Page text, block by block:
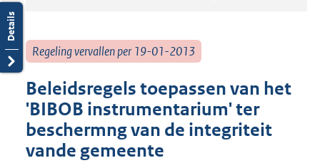
Regeling vervallen per 19-01-2013
Beleidsregels toepassen van het
'BIBOB instrumentarium' ter
beschermng van de integriteit
vande gemeente